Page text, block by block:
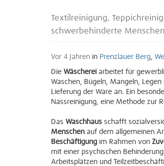
Textilreinigung,
schwerbehinderte Menschen
Vor 4 Jahren in Prenzlauer Berg,
Die Wäscherei arbeitet für
Waschen, Bügeln, Mangeln,
Lieferung der Ware an. Ein
Nassreinigung, eine Methode zur
Das Waschhaus schafft
Menschen auf dem allgemeinen
Beschäftigung im Rahmen von
mit einer psychischen
Arbeitsplätzen und